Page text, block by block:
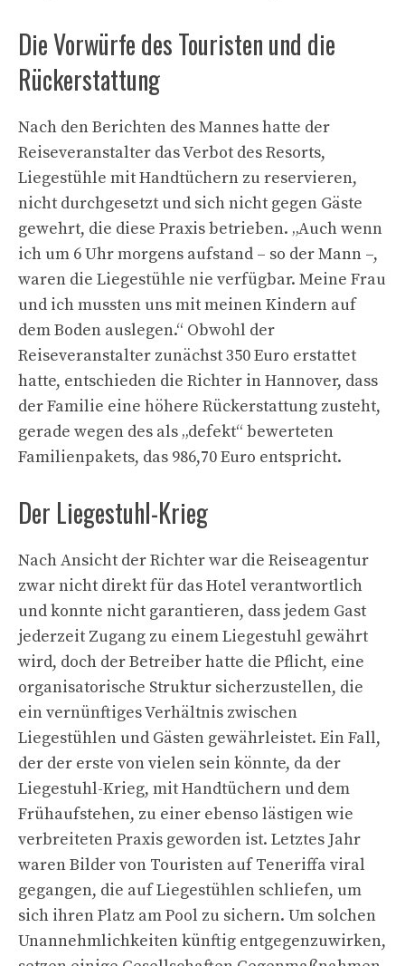
Die Vorwürfe des Touristen und die
Rückerstattung
Nach den Berichten des Mannes hatte der
Reiseveranstalter das Verbot des Resorts,
Liegestühle mit Handtüchern zu reservieren,
nicht durchgesetzt und sich nicht gegen Gäste
gewehrt, die diese Praxis betrieben. „Auch wenn
ich um 6 Uhr morgens aufstand – so der Mann –,
waren die Liegestühle nie verfügbar. Meine Frau
und ich mussten uns mit meinen Kindern auf
dem Boden auslegen.“ Obwohl der
Reiseveranstalter zunächst 350 Euro erstattet
hatte, entschieden die Richter in Hannover, dass
der Familie eine höhere Rückerstattung zusteht,
gerade wegen des als „defekt“ bewerteten
Familienpakets, das 986,70 Euro entspricht.
Der Liegestuhl-Krieg
Nach Ansicht der Richter war die Reiseagentur
zwar nicht direkt für das Hotel verantwortlich
und konnte nicht garantieren, dass jedem Gast
jederzeit Zugang zu einem Liegestuhl gewährt
wird, doch der Betreiber hatte die Pflicht, eine
organisatorische Struktur sicherzustellen, die
ein vernünftiges Verhältnis zwischen
Liegestühlen und Gästen gewährleistet. Ein Fall,
der der erste von vielen sein könnte, da der
Liegestuhl-Krieg, mit Handtüchern und dem
Frühaufstehen, zu einer ebenso lästigen wie
verbreiteten Praxis geworden ist. Letztes Jahr
waren Bilder von Touristen auf Teneriffa viral
gegangen, die auf Liegestühlen schliefen, um
sich ihren Platz am Pool zu sichern. Um solchen
Unannehmlichkeiten künftig entgegenzuwirken,